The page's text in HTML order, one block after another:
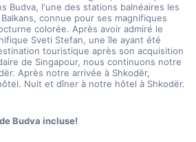
Budva, l'une des stations balnéaires les
connue pour ses magnifiques
colorée. Après avoir admiré le
Sveti Stefan, une île ayant été
touristique après son acquisition
de Singapour, nous continuons notre
Après notre arrivée à Shkodër,
Nuit et dîner à notre hôtel à Shkodër.
Budva incluse!